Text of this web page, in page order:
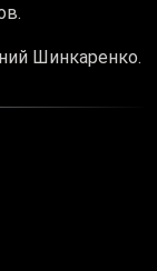
Шинкаренко.